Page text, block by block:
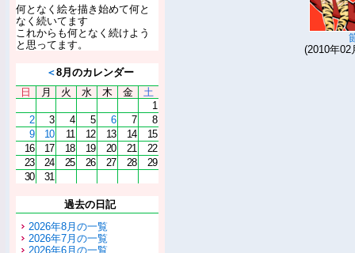
何となく絵を描き始めて何と
なく続いてます
これからも何となく続けよう
と思ってます。
＜8月のカレンダー
日
月 火 水 木 金
土
1
2
3 4 5 6 7
8
9
10 11 12 13 14
15
16
17 18 19 20 21
22
23
24 25 26 27 28
29
30
31
過去の日記
2026年8月の一覧
2026年7月の一覧
2026年6月の一覧
(2010年02